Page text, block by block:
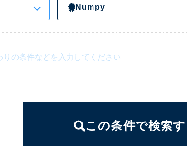
Numpy
この条件で検索す